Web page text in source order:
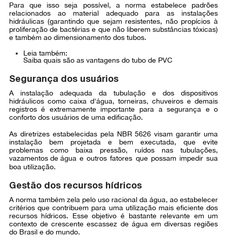
Para que isso seja possível, a norma estabelece padrões
relacionados ao material adequado para as instalações
hidráulicas (garantindo que sejam resistentes, não propícios à
proliferação de bactérias e que não liberem substâncias tóxicas)
e também ao dimensionamento dos tubos.
Leia também:
Saiba quais são as vantagens do tubo de PVC
Segurança dos usuários
A instalação adequada da tubulação e dos dispositivos
hidráulicos como caixa d'água, torneiras, chuveiros e demais
registros é extremamente importante para a segurança e o
conforto dos usuários de uma edificação.
As diretrizes estabelecidas pela NBR 5626 visam garantir uma
instalação bem projetada e bem executada, que evite
problemas como baixa pressão, ruídos nas tubulações,
vazamentos de água e outros fatores que possam impedir sua
boa utilização.
Gestão dos recursos hídricos
A norma também zela pelo uso racional da água, ao estabelecer
critérios que contribuem para uma utilização mais eficiente dos
recursos hídricos. Esse objetivo é bastante relevante em um
contexto de crescente escassez de água em diversas regiões
do Brasil e do mundo.